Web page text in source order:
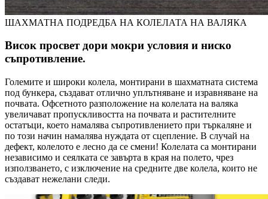
ШАХМАТНА ПОДРЕДБА НА КОЛЕЛАТА НА ВАЛЯКА
Висок просвет дори мокри условия и ниско
съпротивление.
Големите и широки колела, монтирани в шахматната система
под бункера, създават отлично уплътняване и изравняване на
почвата. Офсетното разположение на колелата на валяка
увеличават пропускливостта на почвата и растителните
остатъци, което намалява съпротивлението при търкаляне и
по този начин намалява нуждата от сцепление. В случай на
дефект, колелото е лесно да се смени! Колелата са монтирани
независимо и сеялката се завърта в края на полето, чрез
използването, с изключение на средните две колела, които не
създават нежелани следи.